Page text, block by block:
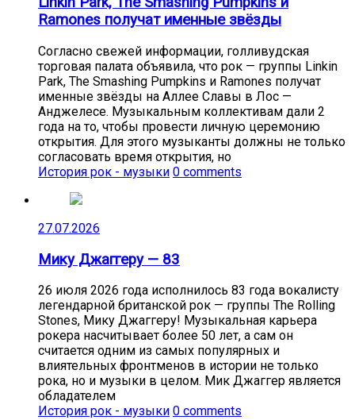
Ramones получат именные звёзды
Согласно свежей информации, голливудская
торговая палата объявила, что рок — группы Linkin
Park, The Smashing Pumpkins и Ramones получат
именные звёзды на Аллее Славы в Лос —
Анджелесе. Музыкальным коллективам дали 2
года на то, чтобы провести личную церемонию
открытия. Для этого музыканты должны не только
согласовать время открытия, но
История рок - музыки 0 comments
27.07.2026
Мику Джаггеру — 83
26 июля 2026 года исполнилось 83 года вокалисту
легендарной британской рок — группы The Rolling
Stones, Мику Джаггеру! Музыкальная карьера
рокера насчитывает более 50 лет, а сам он
считается одним из самых популярных и
влиятельных фронтменов в истории не только
рока, но и музыки в целом. Мик Джаггер является
обладателем
История рок - музыки 0 comments